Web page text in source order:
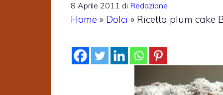
8 Aprile 2011 di Redazione
Home » Dolci » Ricetta plum cake